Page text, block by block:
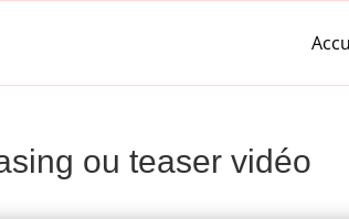
ou teaser vidéo